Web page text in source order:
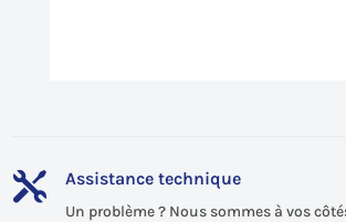
 Assistance technique
Un problème ? Nous sommes à vos